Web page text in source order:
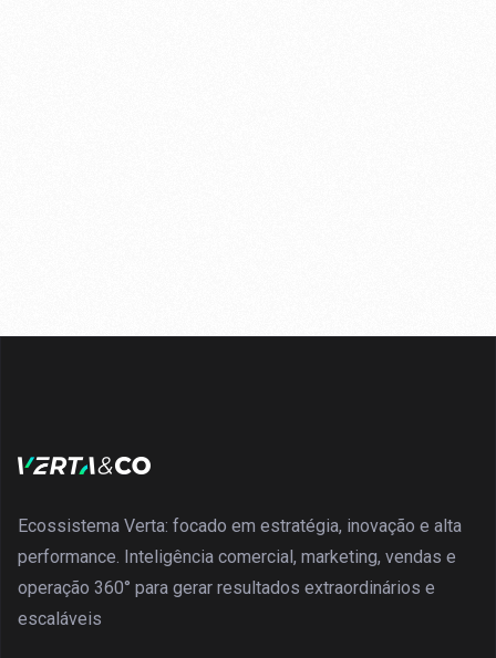
Ecossistema Verta: focado em estratégia, inovação e alta
performance. Inteligência comercial, marketing, vendas e
operação 360° para gerar resultados extraordinários e
escaláveis